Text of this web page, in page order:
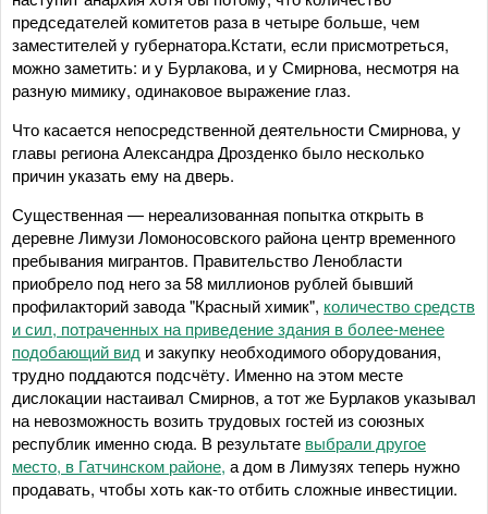
председателей комитетов раза в четыре больше, чем
заместителей у губернатора.Кстати, если присмотреться,
можно заметить: и у Бурлакова, и у Смирнова, несмотря на
разную мимику, одинаковое выражение глаз.
Что касается непосредственной деятельности Смирнова, у
главы региона Александра Дрозденко было несколько
причин указать ему на дверь.
Существенная — нереализованная попытка открыть в
деревне Лимузи Ломоносовского района центр временного
пребывания мигрантов. Правительство Ленобласти
приобрело под него за 58 миллионов рублей бывший
профилакторий завода "Красный химик", количество средств
и сил, потраченных на приведение здания в более-менее
подобающий вид и закупку необходимого оборудования,
трудно поддаются подсчёту. Именно на этом месте
дислокации настаивал Смирнов, а тот же Бурлаков указывал
на невозможность возить трудовых гостей из союзных
республик именно сюда. В результате выбрали другое
место, в Гатчинском районе, а дом в Лимузях теперь нужно
продавать, чтобы хоть как-то отбить сложные инвестиции.